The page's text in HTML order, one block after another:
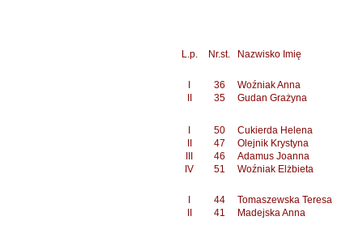
L.p. Nr.st. Nazwisko Imię
36
Woźniak Anna
35 Gudan Grażyna
50
Cukierda Helena
47
Olejnik Krystyna
46
Adamus Joanna
IV
51 Woźniak Elżbieta
44
Tomaszewska Teresa
41 Madejska Anna